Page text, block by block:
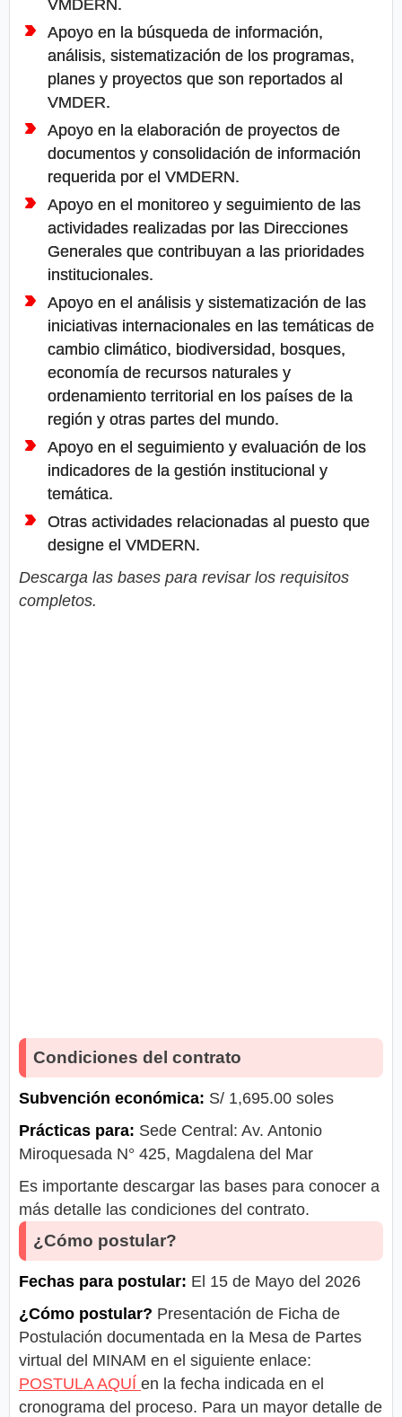
VMDERN.
Apoyo en la búsqueda de información,
análisis, sistematización de los programas,
planes y proyectos que son reportados al
VMDER.
Apoyo en la elaboración de proyectos de
documentos y consolidación de información
requerida por el VMDERN.
Apoyo en el monitoreo y seguimiento de las
actividades realizadas por las Direcciones
Generales que contribuyan a las prioridades
institucionales.
Apoyo en el análisis y sistematización de las
iniciativas internacionales en las temáticas de
cambio climático, biodiversidad, bosques,
economía de recursos naturales y
ordenamiento territorial en los países de la
región y otras partes del mundo.
Apoyo en el seguimiento y evaluación de los
indicadores de la gestión institucional y
temática.
Otras actividades relacionadas al puesto que
designe el VMDERN.
Descarga las bases para revisar los requisitos
completos.
Condiciones del contrato
Subvención económica: S/ 1,695.00 soles
Prácticas para: Sede Central: Av. Antonio
Miroquesada N° 425, Magdalena del Mar
Es importante descargar las bases para conocer a
más detalle las condiciones del contrato.
¿Cómo postular?
Fechas para postular: El 15 de Mayo del 2026
¿Cómo postular? Presentación de Ficha de
Postulación documentada en la Mesa de Partes
virtual del MINAM en el siguiente enlace:
POSTULA AQUÍ en la fecha indicada en el
cronograma del proceso. Para un mayor detalle de